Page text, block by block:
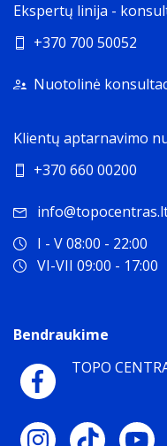
Ekspertų linija -
+370 700 50052
Nuotolinė
Klientų aptarnavimo
+370 660 00200
I - V 08:00 - 22:00
VI-VII 09:00 - 17:00
Bendraukime
TOPO